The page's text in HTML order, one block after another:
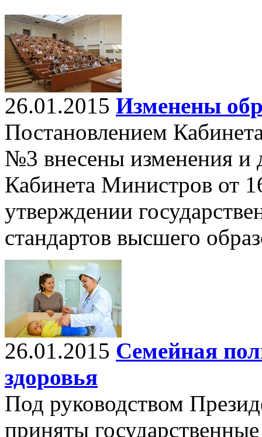
26.01.2015 Изменены
Постановлением
№3 внесены изменения и
Кабинета Министров от
утверждении
стандартов высшего
26.01.2015 Семейная
здоровья
Под руководством
приняты